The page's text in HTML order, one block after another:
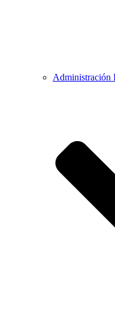
Administración